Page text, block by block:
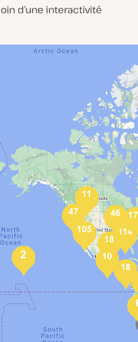
d’une interactivité